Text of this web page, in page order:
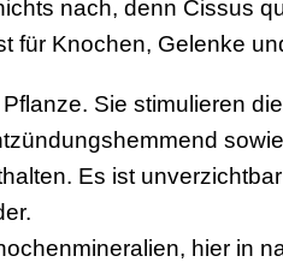
nach, denn Cissus
für Knochen, Gelenke
Sie stimulieren
Es ist
hier in